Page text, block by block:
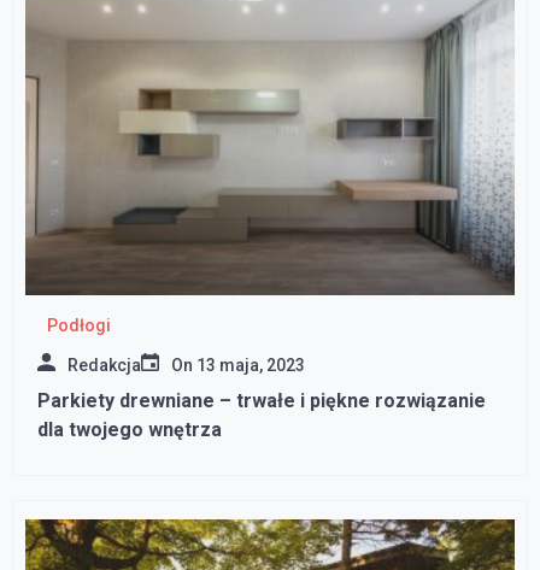
Podłogi
Redakcja On 13 maja, 2023
Parkiety drewniane – trwałe i piękne rozwiązanie
dla twojego wnętrza